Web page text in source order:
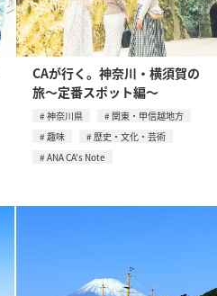
CAが行く。神奈川・横須賀の
旅〜定番スポット編〜
神奈川県
関東・甲信越地方
趣味
歴史・文化・芸術
ANA CA's Note